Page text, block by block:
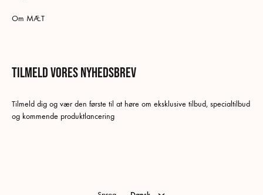
Om MÆT
Tilmeld vores nyhedsbrev
Tilmeld dig og vær den første til at høre om eksklusive tilbud, specialtilbud
og kommende produktlancering
Dansk
Swedish